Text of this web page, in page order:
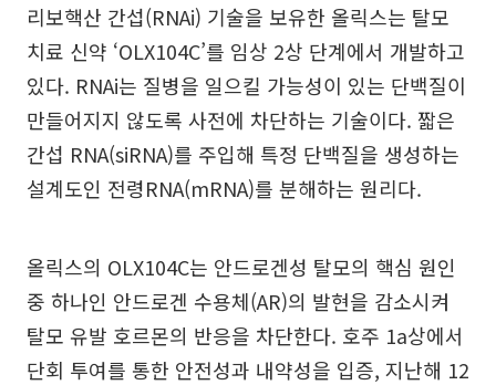
리보핵산 간섭(RNAi) 기술을 보유한 올릭스는 탈모
치료 신약 ‘OLX104C’를 임상 2상 단계에서 개발하고
있다. RNAi는 질병을 일으킬 가능성이 있는 단백질이
만들어지지 않도록 사전에 차단하는 기술이다. 짧은
간섭 RNA(siRNA)를 주입해 특정 단백질을 생성하는
설계도인 전령RNA(mRNA)를 분해하는 원리다.
올릭스의 OLX104C는 안드로겐성 탈모의 핵심 원인
중 하나인 안드로겐 수용체(AR)의 발현을 감소시켜
탈모 유발 호르몬의 반응을 차단한다. 호주 1a상에서
단회 투여를 통한 안전성과 내약성을 입증, 지난해 12